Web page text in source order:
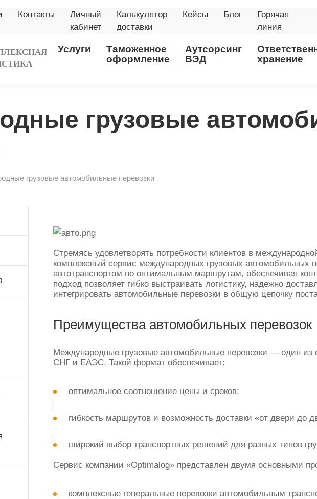
Контакты
Личный
кабинет
Калькулятор
доставки
Кейсы Блог
Горячая
линия
Услуги
Таможенное
оформление
Аутсорсинг
ВЭД
хранение
грузовые
грузовые автомобильные перевозки
Стремясь удовлетворять потребности клиентов в
комплексный сервис международных грузовых автомобильных
автотранспортом по оптимальным маршрутам, обеспечивая
подход позволяет гибко выстраивать логистику, надежно
интегрировать автомобильные перевозки в общую цепочку
Преимущества автомобильных перевозок
Международные грузовые автомобильные перевозки — один из
СНГ и ЕАЭС. Такой формат обеспечивает:
оптимальное соотношение цены и сроков;
гибкость маршрутов и возможность доставки «от двери до
широкий выбор транспортных решений для разных типов
Сервис компании «Optimalog» представлен двумя основными
комплексные генеральные перевозки автомобильным